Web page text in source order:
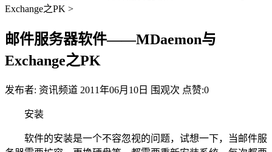
Exchange之PK >
邮件服务器软件——MDaemon与
Exchange之PK
发布者: 资讯频道 2011年06月10日 围观次 点赞:0
安装
软件的安装是一个不容忽视的问题，试想一下，当邮件服